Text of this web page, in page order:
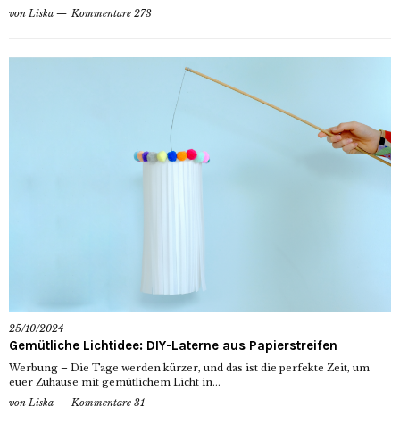
von Liska Kommentare 273
25/10/2024
Gemütliche Lichtidee: DIY-Laterne aus Papierstreifen
Werbung – Die Tage werden kürzer, und das ist die perfekte Zeit, um
euer Zuhause mit gemütlichem Licht in...
von Liska Kommentare 31